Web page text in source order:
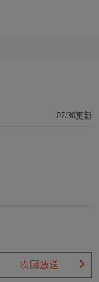
07/30更新
次回放送